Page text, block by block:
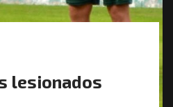
lesionados